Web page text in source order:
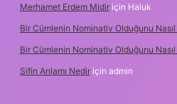
Merhamet Erdem Midir için Haluk
Bir Cümlenin Nominativ Olduğunu Nasıl
Bir Cümlenin Nominativ Olduğunu Nasıl
Sifin Anlamı Nedir için admin